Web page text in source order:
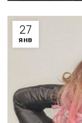
27
ЯНВ